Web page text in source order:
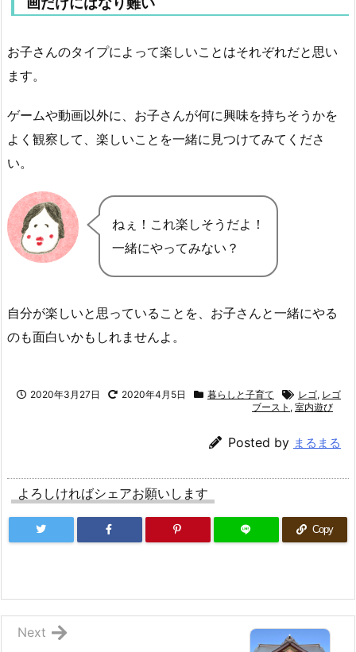
お子さんのタイプによって楽しいことはそれぞれだと思い
ます。
ゲームや動画以外に、お子さんが何に興味を持ちそうかを
よく観察して、楽しいことを一緒に見つけてみてくださ
い。
ねぇ！これ楽しそうだよ！
一緒にやってみない？
自分が楽しいと思っていることを、お子さんと一緒にやる
のも面白いかもしれませんよ。
2020年3月27日 2020年4月5日 暮らしと子育て レゴ, レゴ
ブースト , 室内遊び
Posted by まるまる
よろしければシェアお願いします
Copy
Next